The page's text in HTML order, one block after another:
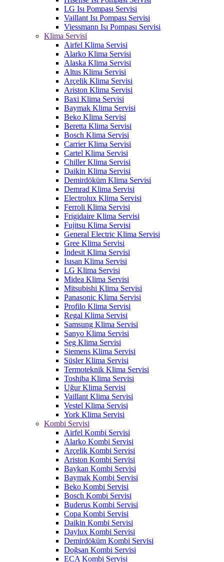
LG Isı Pompası Servisi
Vaillant Isı Pompası Servisi
Viessmann Isı Pompası Servisi
Klima Servisi
Airfel Klima Servisi
Alarko Klima Servisi
Alaska Klima Servisi
Altus Klima Servisi
Arçelik Klima Servisi
Ariston Klima Servisi
Baxi Klima Servisi
Baymak Klima Servisi
Beko Klima Servisi
Beretta Klima Servisi
Bosch Klima Servisi
Carrier Klima Servisi
Cartel Klima Servisi
Chiller Klima Servisi
Daikin Klima Servisi
Demirdöküm Klima Servisi
Demrad Klima Servisi
Electrolux Klima Servisi
Ferroli Klima Servisi
Frigidaire Klima Servisi
Fujitsu Klima Servisi
General Electric Klima Servisi
Gree Klima Servisi
İndesit Klima Servisi
Isısan Klima Servisi
LG Klima Servisi
Midea Klima Servisi
Mitsubishi Klima Servisi
Panasonic Klima Servisi
Profilo Klima Servisi
Regal Klima Servisi
Samsung Klima Servisi
Sanyo Klima Servisi
Seg Klima Servisi
Siemens Klima Servisi
Süsler Klima Servisi
Termoteknik Klima Servisi
Toshiba Klima Servisi
Uğur Klima Servisi
Vaillant Klima Servisi
Vestel Klima Servisi
York Klima Servisi
Kombi Servisi
Airfel Kombi Servisi
Alarko Kombi Servisi
Arçelik Kombi Servisi
Ariston Kombi Servisi
Baykan Kombi Servisi
Baymak Kombi Servisi
Beko Kombi Servisi
Bosch Kombi Servisi
Buderus Kombi Servisi
Copa Kombi Servisi
Daikin Kombi Servisi
Daylux Kombi Servisi
Demirdöküm Kombi Servisi
Doğsan Kombi Servisi
ECA Kombi Servisi